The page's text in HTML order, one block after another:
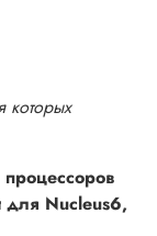
которых
для Nucleus6,